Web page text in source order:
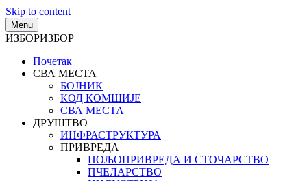
Skip to content
Menu
ИЗБОРИЗБОР
Почетак
СВА МЕСТА
БОЈНИК
КОД КОМШИЈЕ
СВА МЕСТА
ДРУШТВО
ИНФРАСТРУКТУРА
ПРИВРЕДА
ПОЉОПРИВРЕДА И СТОЧАРСТВО
ПЧЕЛАРСТВО